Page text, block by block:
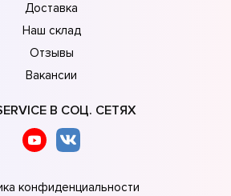
Доставка
Наш склад
Отзывы
Вакансии
В СОЦ. СЕТЯХ
конфиденциальности